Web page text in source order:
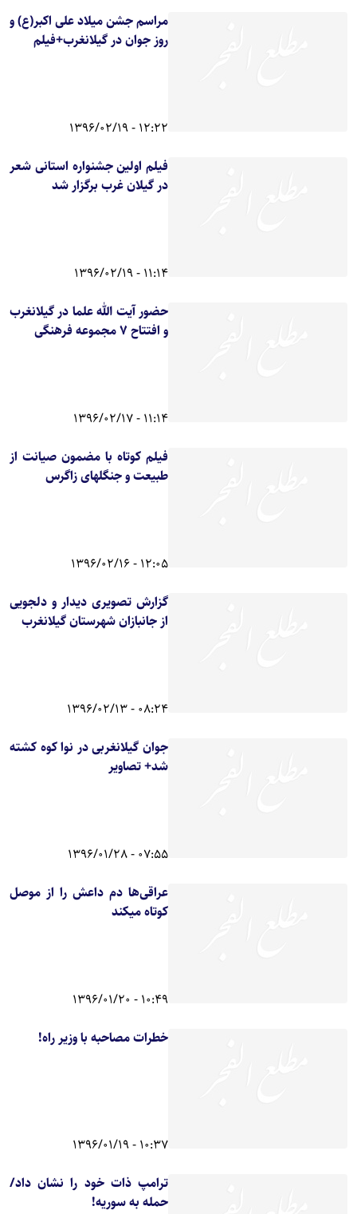
مراسم جشن میلاد علی اکبر(ع) و
روز جوان در گیلانغرب+فیلم
12:22 - 1396/02/19
فیلم اولین جشنواره استانی شعر
در گیلان غرب برگزار شد
11:14 - 1396/02/19
حضور آیت الله علما در گیلانغرب
و افتتاح 7 مجموعه فرهنگی
11:14 - 1396/02/17
فیلم کوتاه با مضمون صیانت از
طبیعت و جنگلهای زاگرس
12:05 - 1396/02/16
گزارش تصویری دیدار و دلجویی
از جانبازان شهرستان گیلانغرب
08:24 - 1396/02/13
جوان گیلانغربی در نوا کوه کشته
شد+ تصاویر
07:55 - 1396/01/28
عراقی‌ها دم داعش را از موصل
کوتاه میکند
10:49 - 1396/01/20
خطرات مصاحبه با وزیر راه!
10:37 - 1396/01/19
ترامپ ذات خود را نشان داد/
حمله به سوریه!